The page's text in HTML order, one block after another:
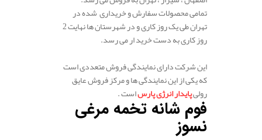
تمامی محصولات سفارش و خریداری شده در
تهران طی یک روز کاری و در شهرستان ها نهایت 2
روز کاری به دست خرید ار می رسد.
این شرکت دارای نمایندگی فروش متعددی است
که یکی از این نمایندگی ها و مرکز فروش عایق
رولیپایدار انرژی پارساست .
فوم شانه تخمه مرغی
نسوز